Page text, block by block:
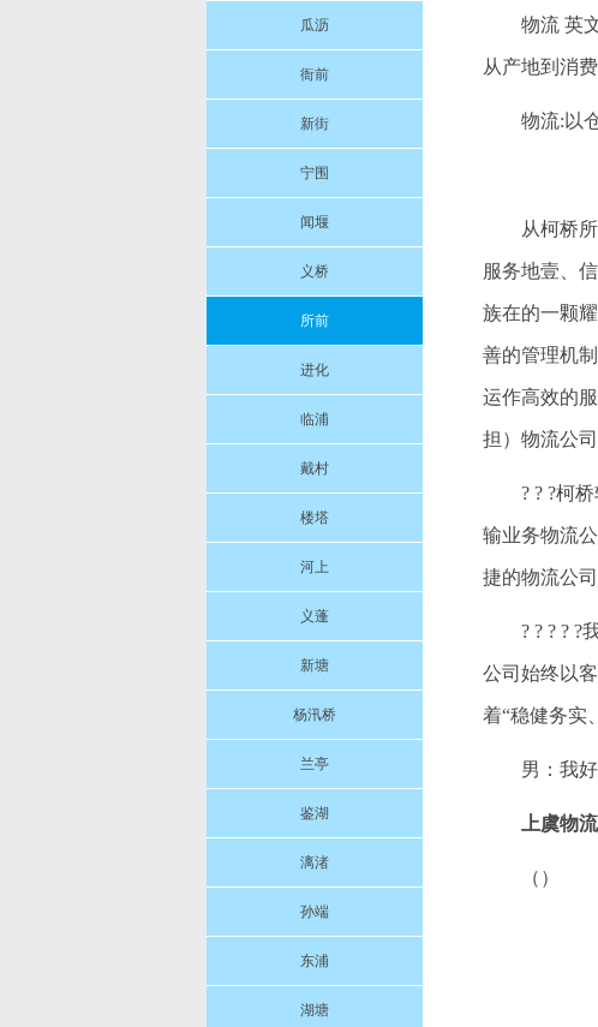
瓜沥
衙前
新街
宁围
闻堰
义桥
所前
进化
临浦
戴村
楼塔
河上
义蓬
新塘
杨汛桥
兰亭
鉴湖
漓渚
孙端
东浦
湖塘
物流 英
从产地到消
物流:以
从柯桥
服务地壹、
族在的一颗
善的管理机
运作高效的
担）物流公司
? ? ?柯
输业务物流
捷的物流公司
? ? ? ?
公司始终以
着“稳健务实
男：我
上虞物
（）